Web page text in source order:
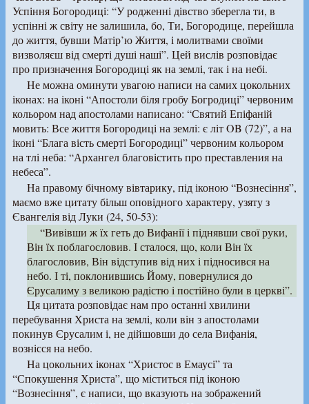
Успіння Богородиці: “У родженні дівство зберегла ти, в
успінні ж світу не залишила, бо, Ти, Богородице, перейшла
до життя, бувши Матір’ю Життя, і молитвами своїми
визволяєш від смерті душі наші”. Цей вислів розповідає
про призначення Богородиці як на землі, так і на небі.
Не можна оминути увагою написи на самих цокольних
іконах: на іконі “Апостоли біля гробу Богродиці” червоним
кольором над апостолами написано: “Святий Епіфаній
мовить: Все життя Богородиці на землі: є літ OB (72)”, а на
іконі “Блага вість смерті Богородиці” червоним кольором
на тлі неба: “Архангел благовістить про преставления на
небеса”.
На правому бічному вівтарику, під іконою “Вознесіння”,
маємо вже цитату більш оповідного характеру, узяту з
Євангелія від Луки (24, 50-53):
“Вивівши ж їх геть до Вифанії і піднявши свої руки,
Він їх поблагословив. І сталося, що, коли Він їх
благословив, Він відступив від них і підносився на
небо. І ті, поклонившись Йому, повернулися до
Єрусалиму з великою радістю і постійно були в церкві”.
Ця цитата розповідає нам про останні хвилини
перебування Христа на землі, коли він з апостолами
покинув Єрусалим і, не дійшовши до села Вифанія,
вознісся на небо.
На цокольних іконах “Христос в Емаусі” та
“Спокушення Христа”, що міститься під іконою
“Вознесіння”, є написи, що вказують на зображений